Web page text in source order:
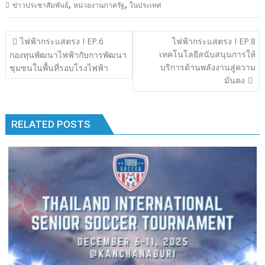
e
b
o
o
itt
er
e m
bl
r
k
e
dI
p
y
Li
k
ar
e
ข่าวประชาสัมพันธ์,หน่วยงานภาครัฐ,ในประเทศ
แนะแนว
เรื่อง
ไฟฟ้ากระแสตรง I EP.6
กองทุนพัฒนาไฟฟ้ากับการพัฒนา
ชุมชนในพื้นที่รอบโรงไฟฟ้า
ไฟฟ้ากระแสตรง I EP.8
เทคโนโลยีสนับสนุนการให้
บริการด้านพลังงานสู่ความ
มั่นคง
RELATED POSTS